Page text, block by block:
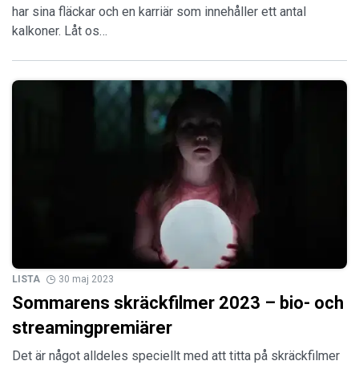
har sina fläckar och en karriär som innehåller ett antal
kalkoner. Låt os…
LISTA 30 maj 2023
Sommarens skräckfilmer 2023 – bio- och
streamingpremiärer
Det är något alldeles speciellt med att titta på skräckfilmer